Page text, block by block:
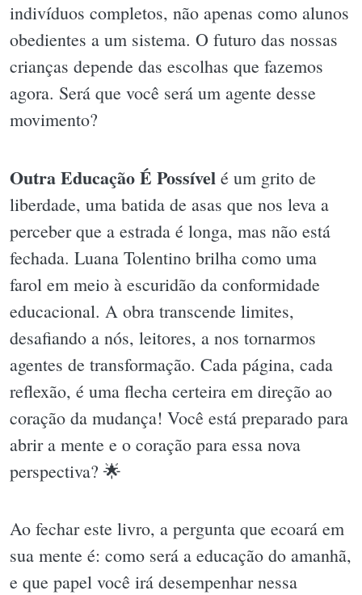
indivíduos completos, não apenas como alunos
obedientes a um sistema. O futuro das nossas
crianças depende das escolhas que fazemos
agora. Será que você será um agente desse
movimento?
Outra Educação É Possível é um grito de
liberdade, uma batida de asas que nos leva a
perceber que a estrada é longa, mas não está
fechada. Luana Tolentino brilha como uma
farol em meio à escuridão da conformidade
educacional. A obra transcende limites,
desafiando a nós, leitores, a nos tornarmos
agentes de transformação. Cada página, cada
reflexão, é uma flecha certeira em direção ao
coração da mudança! Você está preparado para
abrir a mente e o coração para essa nova
perspectiva? 🌟
Ao fechar este livro, a pergunta que ecoará em
sua mente é: como será a educação do amanhã,
e que papel você irá desempenhar nessa